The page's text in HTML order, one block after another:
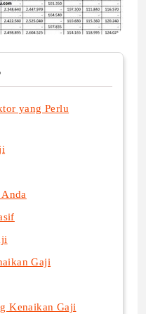
yang Perlu
Gaji
Kenaikan Gaji